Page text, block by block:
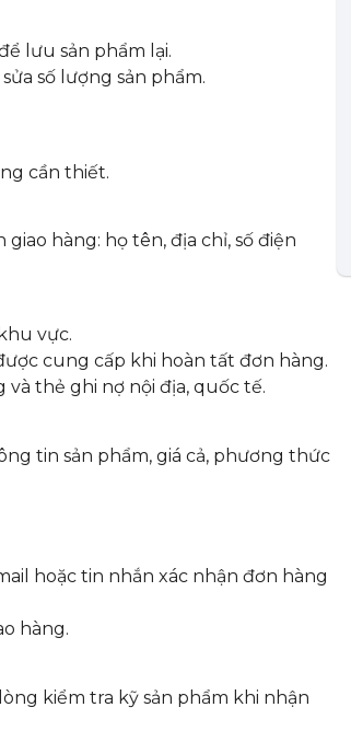
lưu sản phẩm lại.
số lượng sản phẩm.
cần thiết.
hàng: họ tên, địa chỉ, số điện
vực.
cung cấp khi hoàn tất đơn hàng.
thẻ ghi nợ nội địa, quốc tế.
tin sản phẩm, giá cả, phương thức
hoặc tin nhắn xác nhận đơn hàng
hàng.
kiểm tra kỹ sản phẩm khi nhận